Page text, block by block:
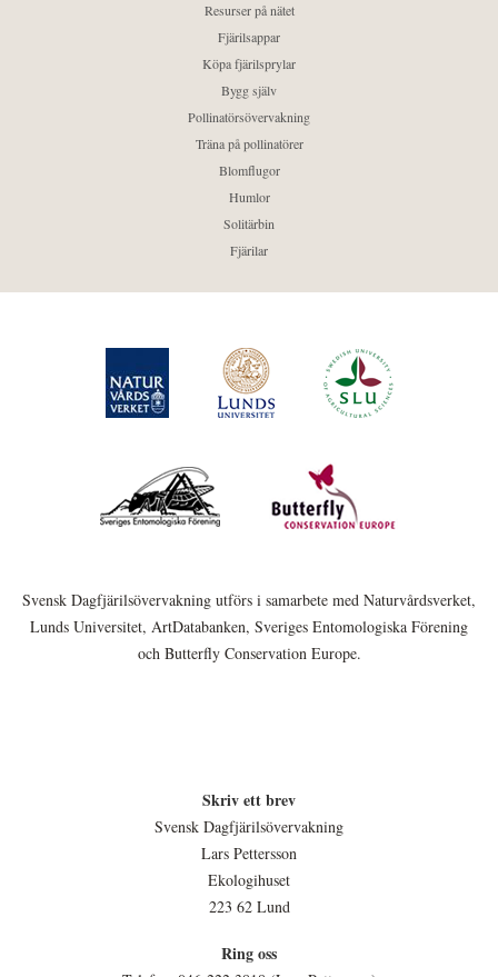
Resurser på nätet
Fjärilsappar
Köpa fjärilsprylar
Bygg själv
Pollinatörsövervakning
Träna på pollinatörer
Blomflugor
Humlor
Solitärbin
Fjärilar
Svensk Dagfjärilsövervakning utförs i samarbete med Naturvårdsverket,
Lunds Universitet, ArtDatabanken, Sveriges Entomologiska Förening
och Butterfly Conservation Europe.
Skriv ett brev
Svensk Dagfjärilsövervakning
Lars Pettersson
Ekologihuset
223 62 Lund
Ring oss